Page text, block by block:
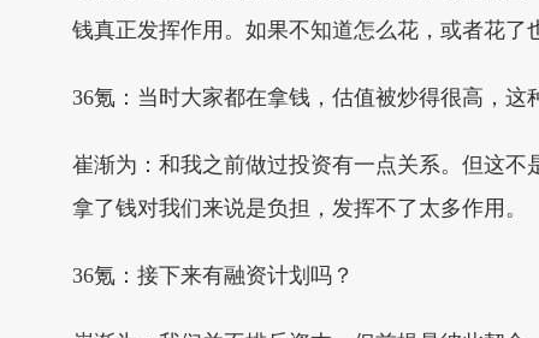
钱真正发挥作用。如果不知道怎么花，或者花
36氪：当时大家都在拿钱，估值被炒得很高，这
崔渐为：和我之前做过投资有一点关系。但这
拿了钱对我们来说是负担，发挥不了太多作用。
36氪：接下来有融资计划吗？